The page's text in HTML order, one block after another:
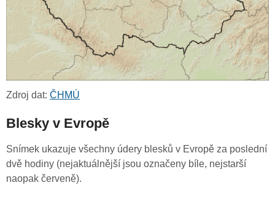
Zdroj dat: ČHMÚ
Blesky v Evropě
Snímek ukazuje všechny údery blesků v Evropě za poslední
dvě hodiny (nejaktuálnější jsou označeny bíle, nejstarší
naopak červeně).